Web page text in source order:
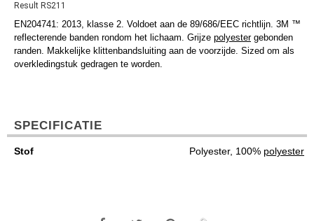
Result RS211
EN204741: 2013, klasse 2. Voldoet aan de 89/686/EEC richtlijn. 3M ™
reflecterende banden rondom het lichaam. Grijze polyestergebonden
randen. Makkelijke klittenbandsluiting aan de voorzijde. Sized om als
overkledingstuk gedragen te worden.
SPECIFICATIE
Stof Polyester, 100% polyester